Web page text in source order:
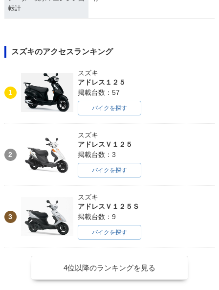
転計
スズキのアクセスランキング
1
スズキ
アドレス１２５
掲載台数：57
バイクを探す
2
スズキ
アドレスＶ１２５
掲載台数：3
バイクを探す
3
スズキ
アドレスＶ１２５Ｓ
掲載台数：9
バイクを探す
4位以降のランキングを見る